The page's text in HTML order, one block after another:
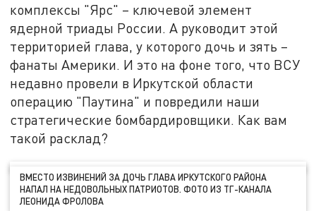
комплексы "Ярс" – ключевой элемент
ядерной триады России. А руководит этой
территорией глава, у которого дочь и зять –
фанаты Америки. И это на фоне того, что ВСУ
недавно провели в Иркутской области
операцию "Паутина" и повредили наши
стратегические бомбардировщики. Как вам
такой расклад?
ВМЕСТО ИЗВИНЕНИЙ ЗА ДОЧЬ ГЛАВА ИРКУТСКОГО РАЙОНА
НАПАЛ НА НЕДОВОЛЬНЫХ ПАТРИОТОВ. ФОТО ИЗ ТГ-КАНАЛА
ЛЕОНИДА ФРОЛОВА